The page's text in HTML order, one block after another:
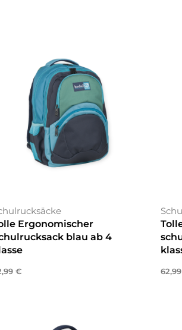
Ergonomischer
blau ab 4
€ 62,99